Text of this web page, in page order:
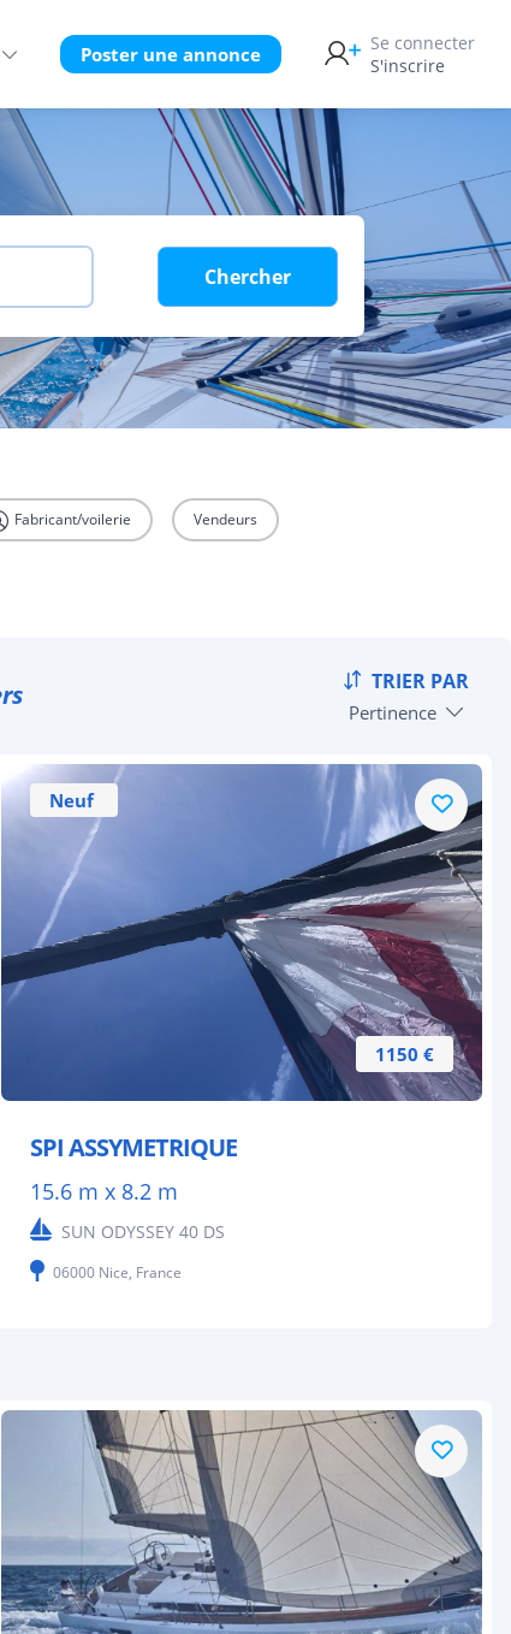
Poster une annonce
Se connecter
S'inscrire
Chercher
Fabricant/voilerie Vendeurs
TRIER PAR
Pertinence
1150 €
Neuf
SPI ASSYMETRIQUE
15.6 m x 8.2 m
SUN ODYSSEY 40 DS
06000 Nice, France